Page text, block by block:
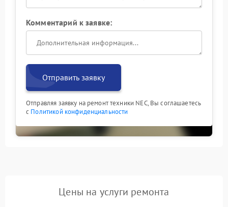
Комментарий к заявке:
Отправить заявку
Отправляя заявку на ремонт техники NEC, Вы соглашаетесь
с Политикой конфиденциальности
Цены на услуги ремонта